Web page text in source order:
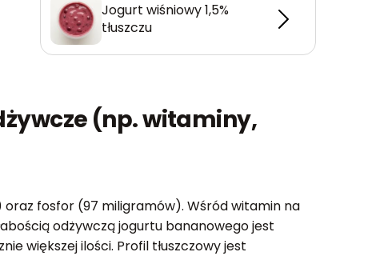
Jogurt wiśniowy 1,5%
tłuszczu
(np. witaminy,
fosfor (97 miligramów). Wśród witamin na
odżywczą jogurtu bananowego jest
większej ilości. Profil tłuszczowy jest